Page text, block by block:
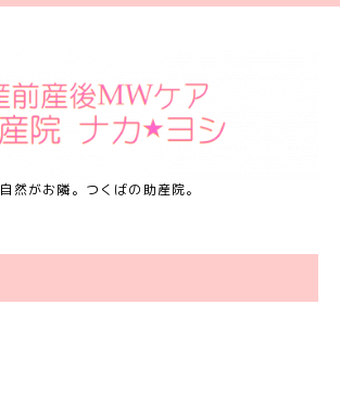
自然がお隣。つくばの助産院。